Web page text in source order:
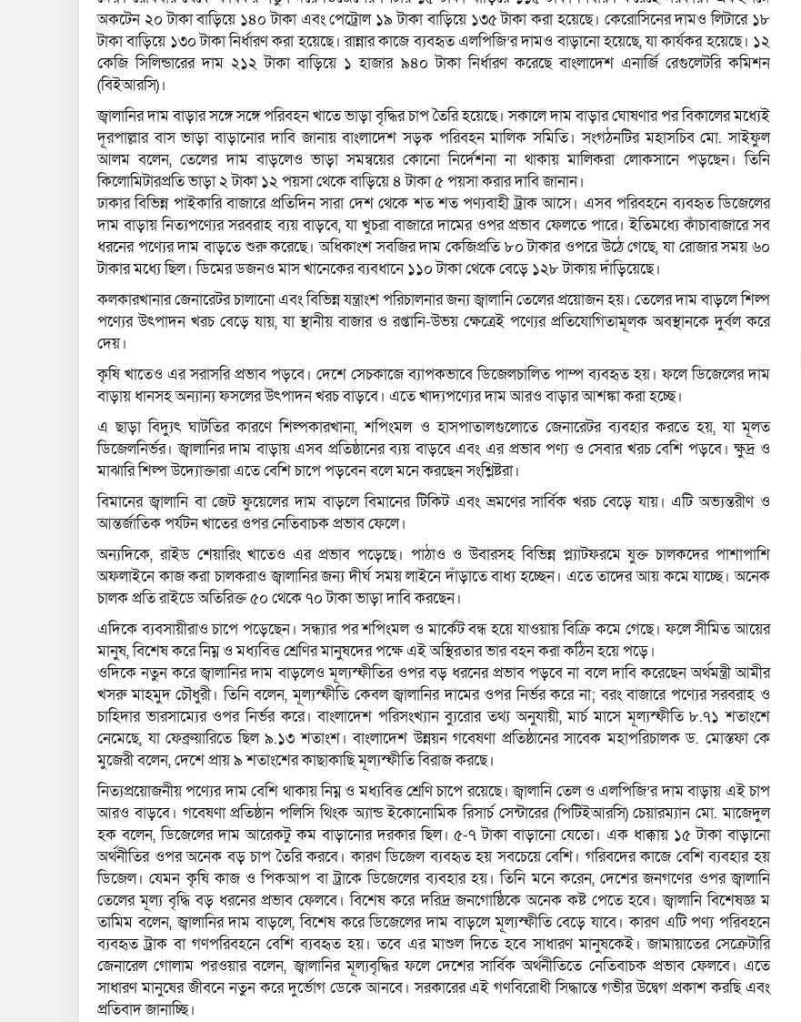
অকটেন ২০ টাকা বাড়িয়ে ১৪০ টাকা এবং পেট্রোল ১৯ টাকা বাড়িয়ে ১৩৫ টাকা করা হয়েছে। কেরোসিনের দামও লিটারে ১৮
টাকা বাড়িয়ে ১৩০ টাকা নির্ধারণ করা হয়েছে। রান্নার কাজে ব্যবহৃত এলপিজি’র দামও বাড়ানো হয়েছে, যা কার্যকর হয়েছে। ১২
কেজি সিলিন্ডারের দাম ২১২ টাকা বাড়িয়ে ১ হাজার ৯৪০ টাকা নির্ধারণ করেছে বাংলাদেশ এনার্জি রেগুলেটরি কমিশন
(বিইআরসি)।
জ্বালানির দাম বাড়ার সঙ্গে সঙ্গে পরিবহন খাতে ভাড়া বৃদ্ধির চাপ তৈরি হয়েছে। সকালে দাম বাড়ার ঘোষণার পর বিকালের মধ্যেই
দূরপাল্লার বাস ভাড়া বাড়ানোর দাবি জানায় বাংলাদেশ সড়ক পরিবহন মালিক সমিতি। সংগঠনটির মহাসচিব মো. সাইফুল
আলম বলেন, তেলের দাম বাড়লেও ভাড়া সমন্বয়ের কোনো নির্দেশনা না থাকায় মালিকরা লোকসানে পড়ছেন। তিনি
কিলোমিটারপ্রতি ভাড়া ২ টাকা ১২ পয়সা থেকে বাড়িয়ে ৪ টাকা ৫ পয়সা করার দাবি জানান।
ঢাকার বিভিন্ন পাইকারি বাজারে প্রতিদিন সারা দেশ থেকে শত শত পণ্যবাহী ট্রাক আসে। এসব পরিবহনে ব্যবহৃত ডিজেলের
দাম বাড়ায় নিত্যপণ্যের সরবরাহ ব্যয় বাড়বে, যা খুচরা বাজারে দামের ওপর প্রভাব ফেলতে পারে। ইতিমধ্যে কাঁচাবাজারে সব
ধরনের পণ্যের দাম বাড়তে শুরু করেছে। অধিকাংশ সবজির দাম কেজিপ্রতি ৮০ টাকার ওপরে উঠে গেছে, যা রোজার সময় ৬০
টাকার মধ্যে ছিল। ডিমের ডজনও মাস খানেকের ব্যবধানে ১১০ টাকা থেকে বেড়ে ১২৮ টাকায় দাঁড়িয়েছে।
কলকারখানার জেনারেটর চালানো এবং বিভিন্ন যন্ত্রাংশ পরিচালনার জন্য জ্বালানি তেলের প্রয়োজন হয়। তেলের দাম বাড়লে শিল্প
পণ্যের উৎপাদন খরচ বেড়ে যায়, যা স্থানীয় বাজার ও রপ্তানি-উভয় ক্ষেত্রেই পণ্যের প্রতিযোগিতামূলক অবস্থানকে দুর্বল করে
দেয়।
কৃষি খাতেও এর সরাসরি প্রভাব পড়বে। দেশে সেচকাজে ব্যাপকভাবে ডিজেলচালিত পাম্প ব্যবহৃত হয়। ফলে ডিজেলের দাম
বাড়ায় ধানসহ অন্যান্য ফসলের উৎপাদন খরচ বাড়বে। এতে খাদ্যপণ্যের দাম আরও বাড়ার আশঙ্কা করা হচ্ছে।
এ ছাড়া বিদ্যুৎ ঘাটতির কারণে শিল্পকারখানা, শপিংমল ও হাসপাতালগুলোতে জেনারেটর ব্যবহার করতে হয়, যা মূলত
ডিজেলনির্ভর। জ্বালানির দাম বাড়ায় এসব প্রতিষ্ঠানের ব্যয় বাড়বে এবং এর প্রভাব পণ্য ও সেবার খরচ বেশি পড়বে। ক্ষুদ্র ও
মাঝারি শিল্প উদ্যোক্তারা এতে বেশি চাপে পড়বেন বলে মনে করছেন সংশ্লিষ্টরা।
বিমানের জ্বালানি বা জেট ফুয়েলের দাম বাড়লে বিমানের টিকিট এবং ভ্রমণের সার্বিক খরচ বেড়ে যায়। এটি অভ্যন্তরীণ ও
আন্তর্জাতিক পর্যটন খাতের ওপর নেতিবাচক প্রভাব ফেলে।
অন্যদিকে, রাইড শেয়ারিং খাতেও এর প্রভাব পড়েছে। পাঠাও ও উবারসহ বিভিন্ন প্ল্যাটফরমে যুক্ত চালকদের পাশাপাশি
অফলাইনে কাজ করা চালকরাও জ্বালানির জন্য দীর্ঘ সময় লাইনে দাঁড়াতে বাধ্য হচ্ছেন। এতে তাদের আয় কমে যাচ্ছে। অনেক
চালক প্রতি রাইডে অতিরিক্ত ৫০ থেকে ৭০ টাকা ভাড়া দাবি করছেন।
এদিকে ব্যবসায়ীরাও চাপে পড়েছেন। সন্ধ্যার পর শপিংমল ও মার্কেট বন্ধ হয়ে যাওয়ায় বিক্রি কমে গেছে। ফলে সীমিত আয়ের
মানুষ, বিশেষ করে নিম্ন ও মধ্যবিত্ত শ্রেণির মানুষদের পক্ষে এই অস্থিরতার ভার বহন করা কঠিন হয়ে পড়ে।
ওদিকে নতুন করে জ্বালানির দাম বাড়লেও মূল্যস্ফীতির ওপর বড় ধরনের প্রভাব পড়বে না বলে দাবি করেছেন অর্থমন্ত্রী আমীর
খসরু মাহমুদ চৌধুরী। তিনি বলেন, মূল্যস্ফীতি কেবল জ্বালানির দামের ওপর নির্ভর করে না; বরং বাজারে পণ্যের সরবরাহ ও
চাহিদার ভারসাম্যের ওপর নির্ভর করে। বাংলাদেশ পরিসংখ্যান ব্যুরোর তথ্য অনুযায়ী, মার্চ মাসে মূল্যস্ফীতি ৮.৭১ শতাংশে
নেমেছে, যা ফেব্রুয়ারিতে ছিল ৯.১৩ শতাংশ। বাংলাদেশ উন্নয়ন গবেষণা প্রতিষ্ঠানের সাবেক মহাপরিচালক ড. মোস্তফা কে
মুজেরী বলেন, দেশে প্রায় ৯ শতাংশের কাছাকাছি মূল্যস্ফীতি বিরাজ করছে।
নিত্যপ্রয়োজনীয় পণ্যের দাম বেশি থাকায় নিম্ন ও মধ্যবিত্ত শ্রেণি চাপে রয়েছে। জ্বালানি তেল ও এলপিজি’র দাম বাড়ায় এই চাপ
আরও বাড়বে। গবেষণা প্রতিষ্ঠান পলিসি থিংক অ্যান্ড ইকোনোমিক রিসার্চ সেন্টারের (পিটিইআরসি) চেয়ারম্যান মো. মাজেদুল
হক বলেন, ডিজেলের দাম আরেকটু কম বাড়ানোর দরকার ছিল। ৫-৭ টাকা বাড়ানো যেতো। এক ধাক্কায় ১৫ টাকা বাড়ানো
অর্থনীতির ওপর অনেক বড় চাপ তৈরি করবে। কারণ ডিজেল ব্যবহৃত হয় সবচেয়ে বেশি। গরিবদের কাজে বেশি ব্যবহার হয়
ডিজেল। যেমন কৃষি কাজ ও পিকআপ বা ট্রাকে ডিজেলের ব্যবহার হয়। তিনি মনে করেন, দেশের জনগণের ওপর জ্বালানি
তেলের মূল্য বৃদ্ধি বড় ধরনের প্রভাব ফেলবে। বিশেষ করে দরিদ্র জনগোষ্ঠিকে অনেক কষ্ট পেতে হবে। জ্বালানি বিশেষজ্ঞ ম
তামিম বলেন, জ্বালানির দাম বাড়লে, বিশেষ করে ডিজেলের দাম বাড়লে মূল্যস্ফীতি বেড়ে যাবে। কারণ এটি পণ্য পরিবহনে
ব্যবহৃত ট্রাক বা গণপরিবহনে বেশি ব্যবহৃত হয়। তবে এর মাশুল দিতে হবে সাধারণ মানুষকেই। জামায়াতের সেক্রেটারি
জেনারেল গোলাম পরওয়ার বলেন, জ্বালানির মূল্যবৃদ্ধির ফলে দেশের সার্বিক অর্থনীতিতে নেতিবাচক প্রভাব ফেলবে। এতে
সাধারণ মানুষের জীবনে নতুন করে দুর্ভোগ ডেকে আনবে। সরকারের এই গণবিরোধী সিদ্ধান্তে গভীর উদ্বেগ প্রকাশ করছি এবং
প্রতিবাদ জানাচ্ছি।